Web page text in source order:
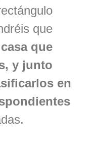
que
que
y junto
en